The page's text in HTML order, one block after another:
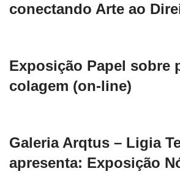
conectando Arte ao
Exposição Papel sobre
colagem (on-line)
Galeria Arqtus – Ligia
apresenta: Exposição